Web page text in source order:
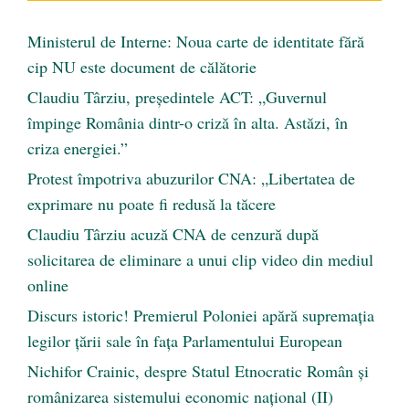
Ministerul de Interne: Noua carte de identitate fără
cip NU este document de călătorie
Claudiu Târziu, președintele ACT: „Guvernul
împinge România dintr-o criză în alta. Astăzi, în
criza energiei.”
Protest împotriva abuzurilor CNA: „Libertatea de
exprimare nu poate fi redusă la tăcere
Claudiu Târziu acuză CNA de cenzură după
solicitarea de eliminare a unui clip video din mediul
online
Discurs istoric! Premierul Poloniei apără supremația
legilor țării sale în fața Parlamentului European
Nichifor Crainic, despre Statul Etnocratic Român şi
românizarea sistemului economic naţional (II)